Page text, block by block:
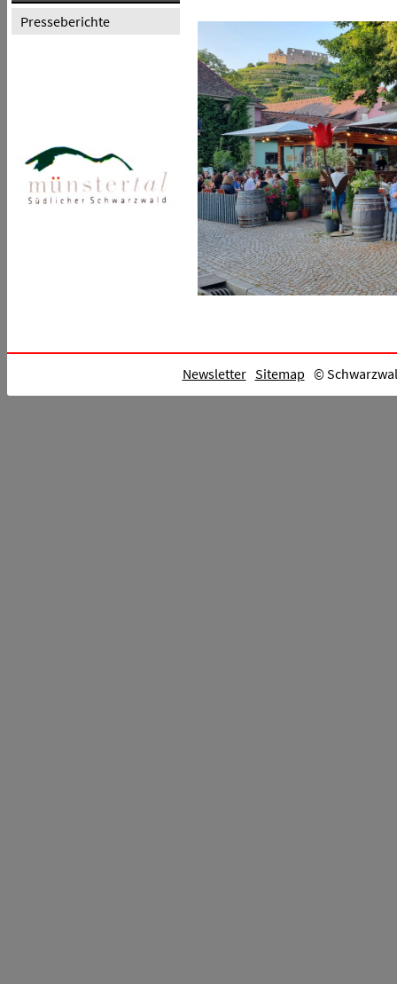
Presseberichte
Newsletter Sitemap ©